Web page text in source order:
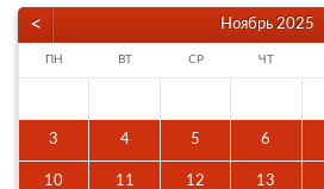
< Ноябрь 2025
ПН ВТ СР ЧТ
3 4 5 6
10 11 12 13